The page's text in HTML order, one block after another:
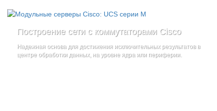
Построение сети с коммутаторами Cisco
Надежная основа для достижения исключительных результатов в
центре обработки данных, на уровне ядра или периферии.
Стоечные серверы Cisco UCS серии C
Созданы для сокращения общей стоимости владенияи
повышение адаптивности Вашего бизнеса
дополнительные компоненты